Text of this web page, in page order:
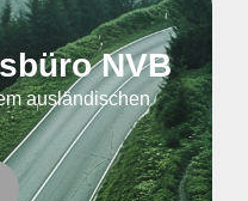
NVB
ausländischen